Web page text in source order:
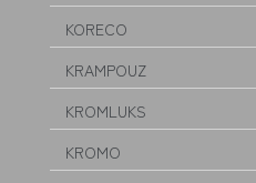
KORECO
KRAMPOUZ
KROMLUKS
KROMO